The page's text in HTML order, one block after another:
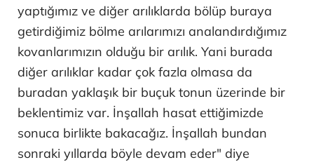
yaptığımız ve diğer arılıklarda bölüp buraya
getirdiğimiz bölme arılarımızı analandırdığımız
kovanlarımızın olduğu bir arılık. Yani burada
diğer arılıklar kadar çok fazla olmasa da
buradan yaklaşık bir buçuk tonun üzerinde bir
beklentimiz var. İnşallah hasat ettiğimizde
sonuca birlikte bakacağız. İnşallah bundan
sonraki yıllarda böyle devam eder" diye